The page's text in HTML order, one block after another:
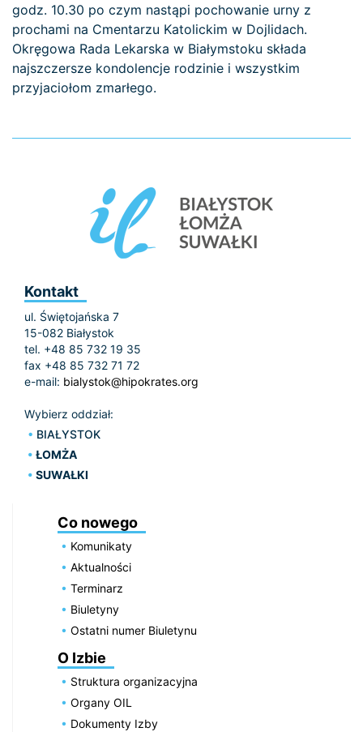
godz. 10.30 po czym nastąpi pochowanie urny z
prochami na Cmentarzu Katolickim w Dojlidach.
Okręgowa Rada Lekarska w Białymstoku składa
najszczersze kondolencje rodzinie i wszystkim
przyjaciołom zmarłego.
Kontakt
ul. Świętojańska 7
15-082 Białystok
tel. +48 85 732 19 35
fax +48 85 732 71 72
e-mail: bialystok@hipokrates.org
Wybierz oddział:
BIAŁYSTOK
ŁOMŻA
SUWAŁKI
Co nowego
Komunikaty
Aktualności
Terminarz
Biuletyny
Ostatni numer Biuletynu
O Izbie
Struktura organizacyjna
Organy OIL
Dokumenty Izby